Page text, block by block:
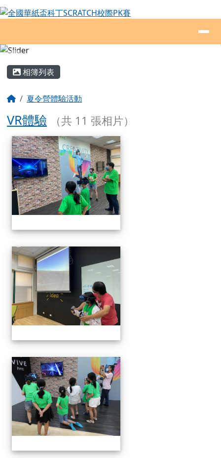
跳至主內容區
全國華紙盃科丁SCRATCH校際PK賽
主內容區域
相簿列表
回首頁夏令營體驗活動
VR體驗 （共 11 張相片）
相簿列表 VR體驗
VR體驗
頁尾區域